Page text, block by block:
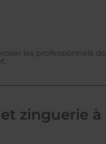
les professionnels de
zinguerie à